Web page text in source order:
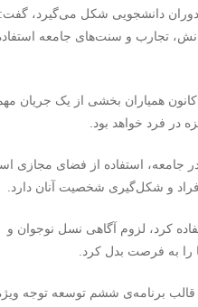
دوران دانشجویی شکل می‌گیرد، گفت:
تجارب و سنت‌های جامعه
همیاران بخشی از یک جریان
در فرد خواهد بود.
جامعه، استفاده از فضای مجازی
و شکل‌گیری شخصیت آنان دارد.
کرد، لزوم آگاهی نسل نوجوان و
را به فرصت بدل کرد.
قالب برنامه‌ی ششم توسعه توجه